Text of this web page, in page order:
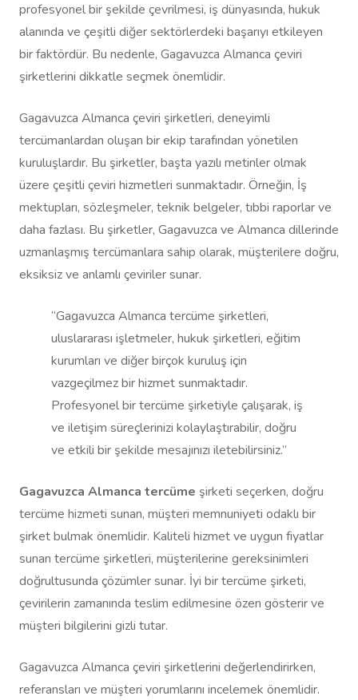
profesyonel bir şekilde çevrilmesi, iş dünyasında, hukuk
alanında ve çeşitli diğer sektörlerdeki başarıyı etkileyen
bir faktördür. Bu nedenle, Gagavuzca Almanca çeviri
şirketlerini dikkatle seçmek önemlidir.
Gagavuzca Almanca çeviri şirketleri, deneyimli
tercümanlardan oluşan bir ekip tarafından yönetilen
kuruluşlardır. Bu şirketler, başta yazılı metinler olmak
üzere çeşitli çeviri hizmetleri sunmaktadır. Örneğin, İş
mektupları, sözleşmeler, teknik belgeler, tıbbi raporlar ve
daha fazlası. Bu şirketler, Gagavuzca ve Almanca dillerinde
uzmanlaşmış tercümanlara sahip olarak, müşterilere doğru,
eksiksiz ve anlamlı çeviriler sunar.
“Gagavuzca Almanca tercüme şirketleri,
uluslararası işletmeler, hukuk şirketleri, eğitim
kurumları ve diğer birçok kuruluş için
vazgeçilmez bir hizmet sunmaktadır.
Profesyonel bir tercüme şirketiyle çalışarak, iş
ve iletişim süreçlerinizi kolaylaştırabilir, doğru
ve etkili bir şekilde mesajınızı iletebilirsiniz.”
Gagavuzca Almanca tercüme şirketi seçerken, doğru
tercüme hizmeti sunan, müşteri memnuniyeti odaklı bir
şirket bulmak önemlidir. Kaliteli hizmet ve uygun fiyatlar
sunan tercüme şirketleri, müşterilerine gereksinimleri
doğrultusunda çözümler sunar. İyi bir tercüme şirketi,
çevirilerin zamanında teslim edilmesine özen gösterir ve
müşteri bilgilerini gizli tutar.
Gagavuzca Almanca çeviri şirketlerini değerlendirirken,
referansları ve müşteri yorumlarını incelemek önemlidir.